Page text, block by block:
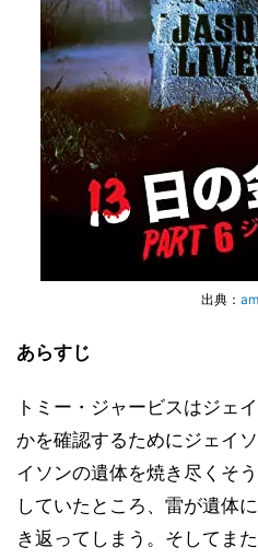
出典：
あらすじ
トミー・ジャービスはジェ
かを確認するためにジェイ
イソンの遺体を焼き尽くそ
していたところ、雷が遺体
き返ってしまう。そしてま